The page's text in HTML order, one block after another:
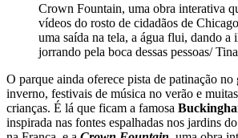
Crown Fountain, uma obra interativa
vídeos do rosto de cidadãos de
uma saída na tela, a água flui, dando a
jorrando pela boca dessas pessoas/
O parque ainda oferece pista de patinação no
inverno, festivais de música no verão e
crianças. É lá que ficam a famosa
inspirada nas fontes espalhadas nos jardins